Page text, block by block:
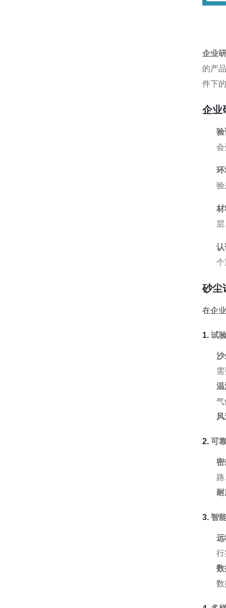
企业
的产
件下
企业
验
会
环
验
材
认
个
砂尘
在企
1. 试
沙
温
气
2. 可
耐
3. 智
远
行
数
数